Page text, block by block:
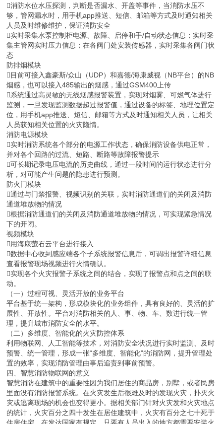
消防水位水压探测，判断是否漏水、开盖等事件，当消防水压不
够，管网漏水时，用手机app推送、短信、邮箱等方式及时通知相关
人员及时维修维护，保证消防安全
实时采集水泵控制柜电源、故障、启停和手/自动状态信息；实时采
集主管网实时压力信息；在各阀门处安装传感器，实时采集各阀门状
态
防排烟模块
目前可接入鑫豪斯/众山（UDP）和嘉德/海康威视（NB平台）的NB
烟感，也可以接入485输出的烟感，通过GSM400上传
系统通过高灵敏的无线烟感报警装置，实现对烟雾、可燃气体进行
监测，一旦发现监测数据超过报警值，通过设备的标签、地理位置定
位，用手机app推送、短信、邮箱等方式及时通知相关人员，让相关
人员获知相关位置的火灾隐情。
消防电源模块
实时消防系统各个部分的电源工作状态，确保消防设备供电正常，
并对各个回路的过流、短路、断路等故障报警提示
可长期记录电压电流的历史曲线，通过一段时间的运行状态进行分
析，对可能产生问题的隐患进行预测。
防火门模块
通过与门禁报警、视频识别的关联，实时消防通道们的关闭及消防
通道堆放物的情况
根据消防通道们的关闭及消防通道堆放物的情况，可实现紧急情况
下的开闭。
视频模块
用海康萤石云平台进行接入
数据中心收到感应端各个子系统报警信息后，可调出报警详细信息
查看报警现场视频进行火情确认。
实现各个火灾报警子系统之间的结合，实现了报警点和点之间的联
动。
（一）过程可视、灵活开放的业务平台
平台基于统一架构，形成模块化的业务组件，具有良好的、灵活的扩
展性、开放性。平台对消防相关的人、事、物、车、数进行统一管
理，提升城市消防安全的水平。
（二）多维度、智能化的火灾防控体系
利用物联网、人工智能等技术，对消防安全状况进行实时监测、及时
预警、统一管理，形成一张“多维度、智能化”的消防网，提升管理处
置的效率，实现消防管理由事后追责到事前预警。
四、智慧消防物联网的意义
智慧消防在建筑中的重要性因为我们居住的商品房，别墅，或者民房
里面没有消防报警系统。在火灾发生后很难及时的发现火灾，扑灭火
灾或逃离现场的机会也变得更小。据相关部门针对火灾发和火灾地点
的统计，火灾百分之四十发生在居住建筑中，火灾有百分之七十死于
住房住宅。在发达国家有规定，只要有人员出入的地方都需要安装火